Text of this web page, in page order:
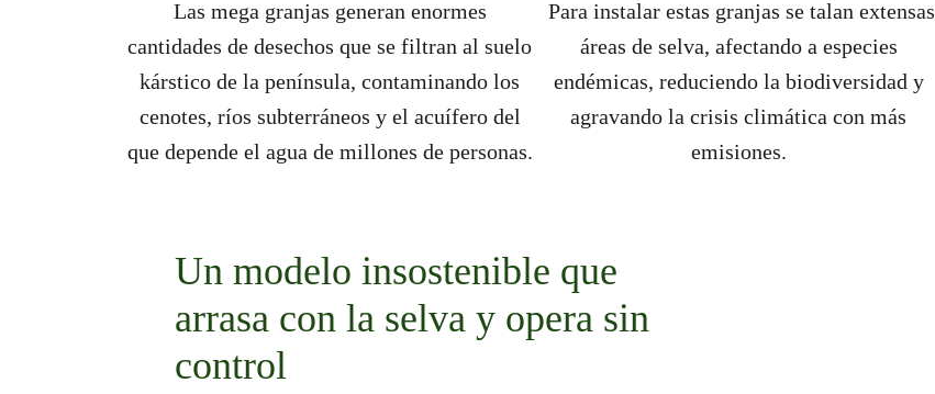
Las mega granjas generan enormes
cantidades de desechos que se filtran al suelo
kárstico de la península, contaminando los
cenotes, ríos subterráneos y el acuífero del
que depende el agua de millones de personas.
Para instalar estas granjas se talan extensas
áreas de selva, afectando a especies
endémicas, reduciendo la biodiversidad y
agravando la crisis climática con más
emisiones.
Un modelo insostenible que
arrasa con la selva y opera sin
control